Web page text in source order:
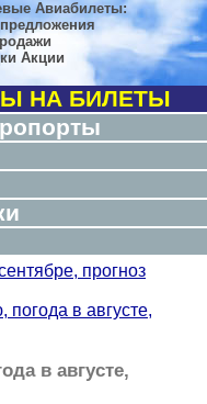
Авиабилеты:
Акции
НА БИЛЕТЫ
прогноз
в августе,
в августе,